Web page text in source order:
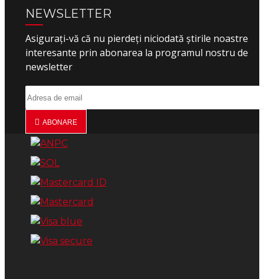
NEWSLETTER
Asigurați-vă că nu pierdeți niciodată știrile noastre
interesante prin abonarea la programul nostru de
newsletter
ABONARE